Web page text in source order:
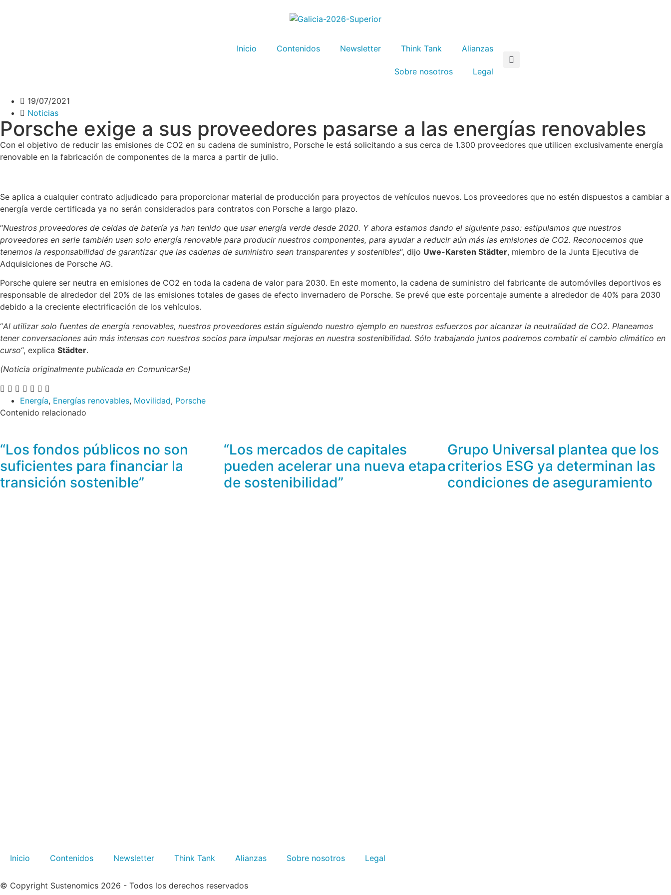
Inicio Contenidos Newsletter Think Tank Alianzas
Sobre nosotros Legal
19/07/2021
Noticias
Porsche exige a sus proveedores pasarse a las energías renovables
Con el objetivo de reducir las emisiones de CO2 en su cadena de suministro, Porsche le está solicitando a sus cerca de 1.300 proveedores que utilicen exclusivamente energía
renovable en la fabricación de componentes de la marca a partir de julio.
Se aplica a cualquier contrato adjudicado para proporcionar material de producción para proyectos de vehículos nuevos. Los proveedores que no estén dispuestos a cambiar a
energía verde certificada ya no serán considerados para contratos con Porsche a largo plazo.
“Nuestros proveedores de celdas de batería ya han tenido que usar energía verde desde 2020. Y ahora estamos dando el siguiente paso: estipulamos que nuestros
proveedores en serie también usen solo energía renovable para producir nuestros componentes, para ayudar a reducir aún más las emisiones de CO2. Reconocemos que
tenemos la responsabilidad de garantizar que las cadenas de suministro sean transparentes y sostenibles“, dijo Uwe-Karsten Städter, miembro de la Junta Ejecutiva de
Adquisiciones de Porsche AG.
Porsche quiere ser neutra en emisiones de CO2 en toda la cadena de valor para 2030. En este momento, la cadena de suministro del fabricante de automóviles deportivos es
responsable de alrededor del 20% de las emisiones totales de gases de efecto invernadero de Porsche. Se prevé que este porcentaje aumente a alrededor de 40% para 2030
debido a la creciente electrificación de los vehículos.
“Al utilizar solo fuentes de energía renovables, nuestros proveedores están siguiendo nuestro ejemplo en nuestros esfuerzos por alcanzar la neutralidad de CO2. Planeamos
tener conversaciones aún más intensas con nuestros socios para impulsar mejoras en nuestra sostenibilidad. Sólo trabajando juntos podremos combatir el cambio climático en
curso“, explica Städter.
(Noticia originalmente publicada en ComunicarSe)
Energía, Energías renovables, Movilidad, Porsche
Contenido relacionado
“Los fondos públicos no son
suficientes para financiar la
transición sostenible”
“Los mercados de capitales
pueden acelerar una nueva etapa
de sostenibilidad”
Grupo Universal plantea que los
criterios ESG ya determinan las
condiciones de aseguramiento
Inicio Contenidos Newsletter Think Tank Alianzas Sobre nosotros Legal
© Copyright Sustenomics 2026 - Todos los derechos reservados